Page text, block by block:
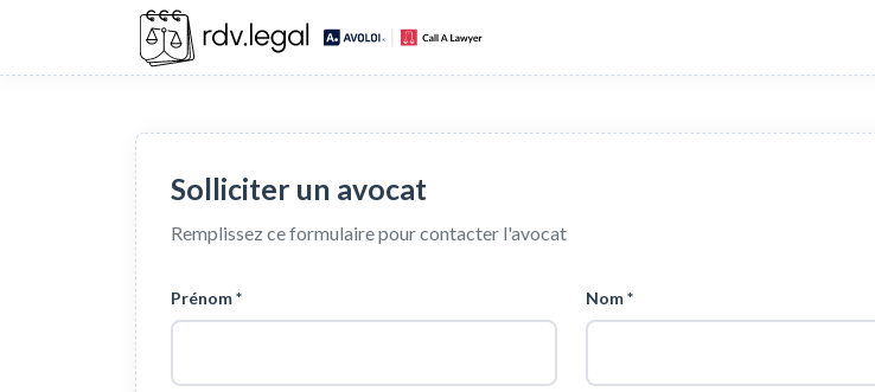
Solliciter un avocat
Remplissez ce formulaire pour contacter l'avocat
Prénom * Nom *